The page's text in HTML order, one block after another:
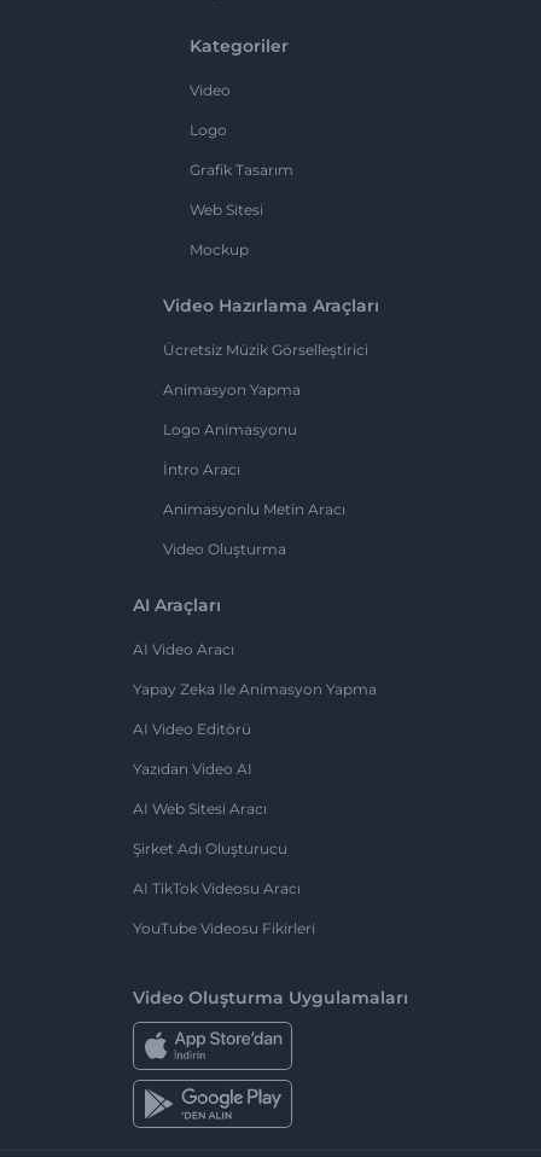
Kategoriler
Video
Logo
Grafik Tasarım
Web Sitesi
Mockup
Video Hazırlama Araçları
Ücretsiz Müzik Görselleştirici
Animasyon Yapma
Logo Animasyonu
İntro Aracı
Animasyonlu Metin Aracı
Video Oluşturma
AI Araçları
AI Video Aracı
Yapay Zeka Ile Animasyon Yapma
AI Video Editörü
Yazıdan Video AI
AI Web Sitesi Aracı
Şirket Adı Oluşturucu
AI TikTok Videosu Aracı
YouTube Videosu Fikirleri
Video Oluşturma Uygulamaları